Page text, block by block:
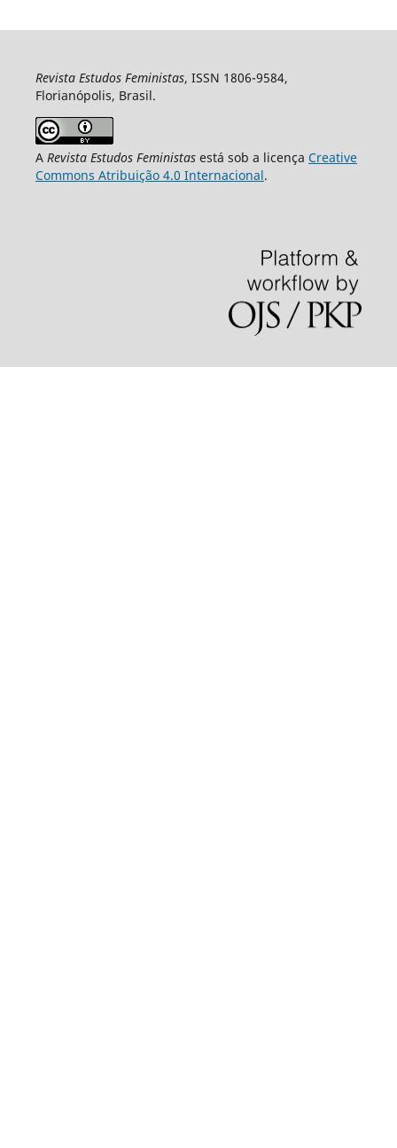
Revista Estudos Feministas, ISSN 1806-9584,
Florianópolis, Brasil.
A Revista Estudos Feministasestá sob a licença Creative
Commons Atribuição 4.0 Internacional.